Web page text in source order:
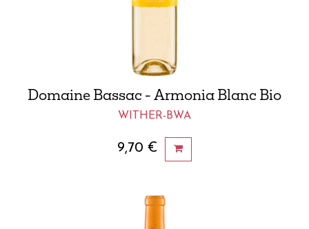
Domaine Bassac - Armonia Blanc Bio
WITHER-BWA
9,70 €